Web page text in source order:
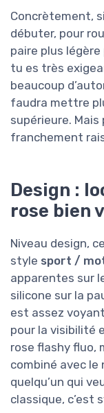
Concrètement,
débuter, pour
paire plus légère
tu es très
beaucoup
faudra mettre
supérieure. Mais
franchement
Design :
rose bien
Niveau design,
style sport /
apparentes sur
silicone sur la
est assez
pour la visibilité
rose flashy fluo,
combiné avec le
quelqu’un qui
classique, c’est